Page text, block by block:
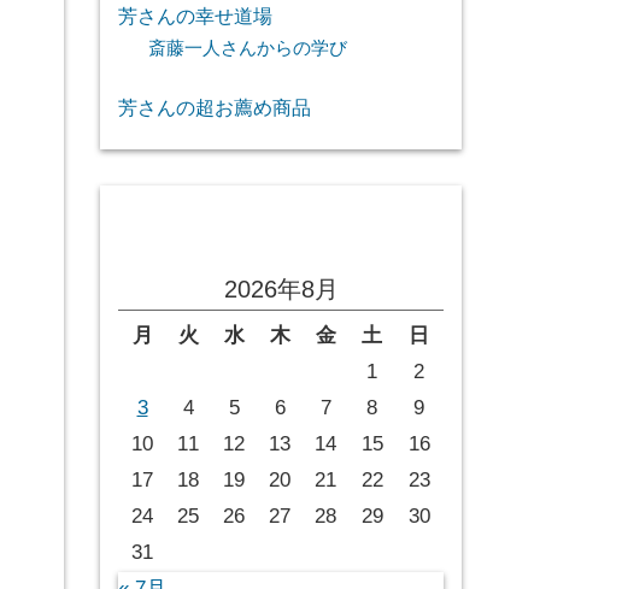
芳さんの幸せ道場
斎藤一人さんからの学び
芳さんの超お薦め商品
2026年8月
月 火 水 木 金 土
日
1
2
3
4 5 6 7 8
9
10
11 12 13 14 15
16
17
18 19 20 21 22
23
24
25 26 27 28 29
30
31